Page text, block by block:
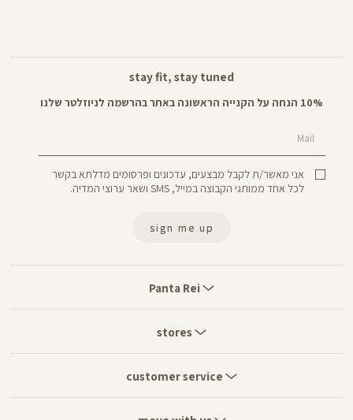
Rei
Panta Rei
stores
service
customer service
stay fit, stay tuned
10% הנחה על הקנייה הראשונה באתר בהרשמה לניוזלטר שלנו
Mail
אני מאשר/ת לקבל מבצעים, עדכונים ופרסומים מדלתא בקשר
לכל אחד ממותגי הקבוצה במייל, SMS ושאר ערוצי המדיה.
sign me up